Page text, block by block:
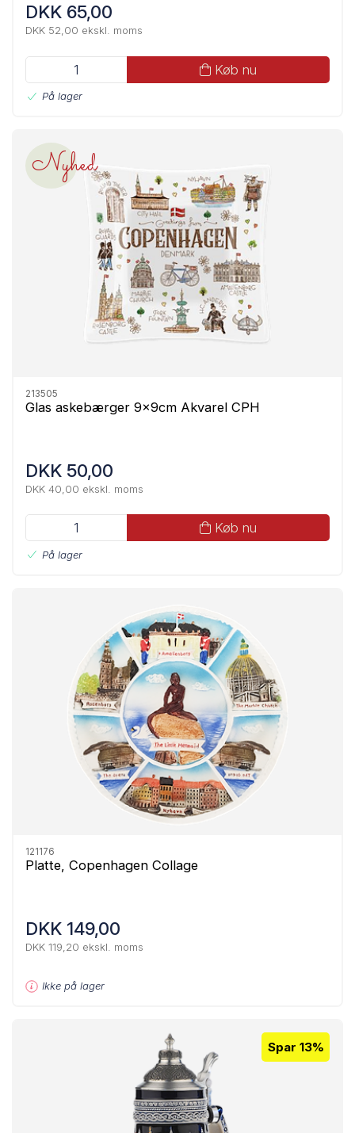
DKK 65,00
DKK 52,00 ekskl. moms
Køb nu
På lager
Nyhed
213505
Glas askebærger 9x9cm Akvarel CPH
DKK 50,00
DKK 40,00 ekskl. moms
Køb nu
På lager
121176
Platte, Copenhagen Collage
DKK 149,00
DKK 119,20 ekskl. moms
Ikke på lager
Spar 13%